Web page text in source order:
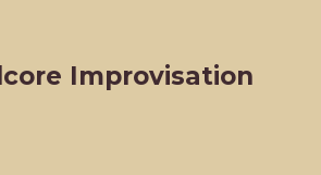
Improvisation